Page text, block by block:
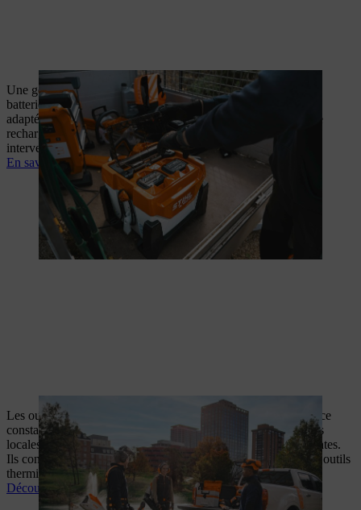
Une gestion de la recharge bien organisée garantit un parc de
batteries toujours opérationnel. STIHL propose des solutions
adaptées à toutes les situations : chargeurs rapides, armoires de
recharge sécurisées ou systèmes de recharge mobiles pour les
interventions sur le terrain.
En savoir plus sur la gestion de la recharge
Les outils à batterie professionnels STIHL offrent une puissance
constante, un poids réduit et un fonctionnement sans émissions
locales, même dans les conditions d’utilisation les plus exigeantes.
Ils constituent ainsi une alternative performante et durable aux outils
thermiques, tout en améliorant le confort de travail.
Découvrez les avantages des batteries